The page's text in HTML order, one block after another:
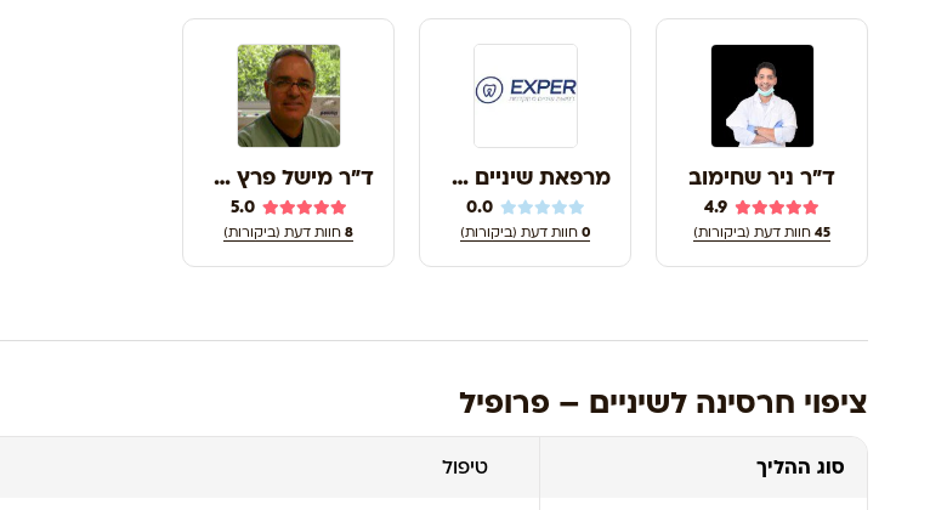
ד"ר ניר שחימוב
4.9
45 חוות דעת (ביקורות)
מרפאת שיניים אקספר
0.0
0 חוות דעת (ביקורות)
ד"ר מישל פרץ דוידי
5.0
8 חוות דעת (ביקורות)
ציפוי חרסינה לשיניים – פרופיל
סוג ההליך טיפול